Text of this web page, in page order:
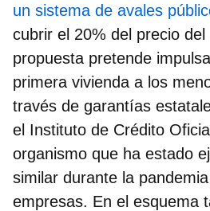
un sistema de avales
cubrir el 20% del precio del
propuesta pretende
primera vivienda a los
través de garantías
el Instituto de Crédito
organismo que ha estado
similar durante la
empresas. En el esquema